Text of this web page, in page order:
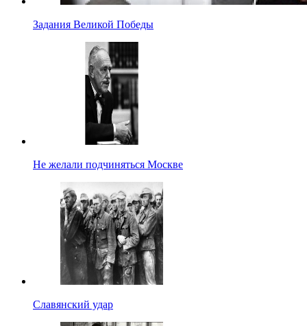
Задания Великой Победы
Не желали подчиняться Москве
Славянский удар